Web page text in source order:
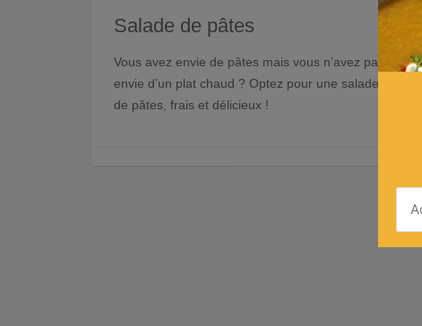
Salade de pâtes
Vous avez envie de pâtes mais vous n’avez pas
envie d’un plat chaud ? Optez pour une salade
de pâtes, frais et délicieux !